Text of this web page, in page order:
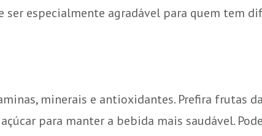
especialmente agradável para quem tem
minerais e antioxidantes. Prefira frutas
para manter a bebida mais saudável.